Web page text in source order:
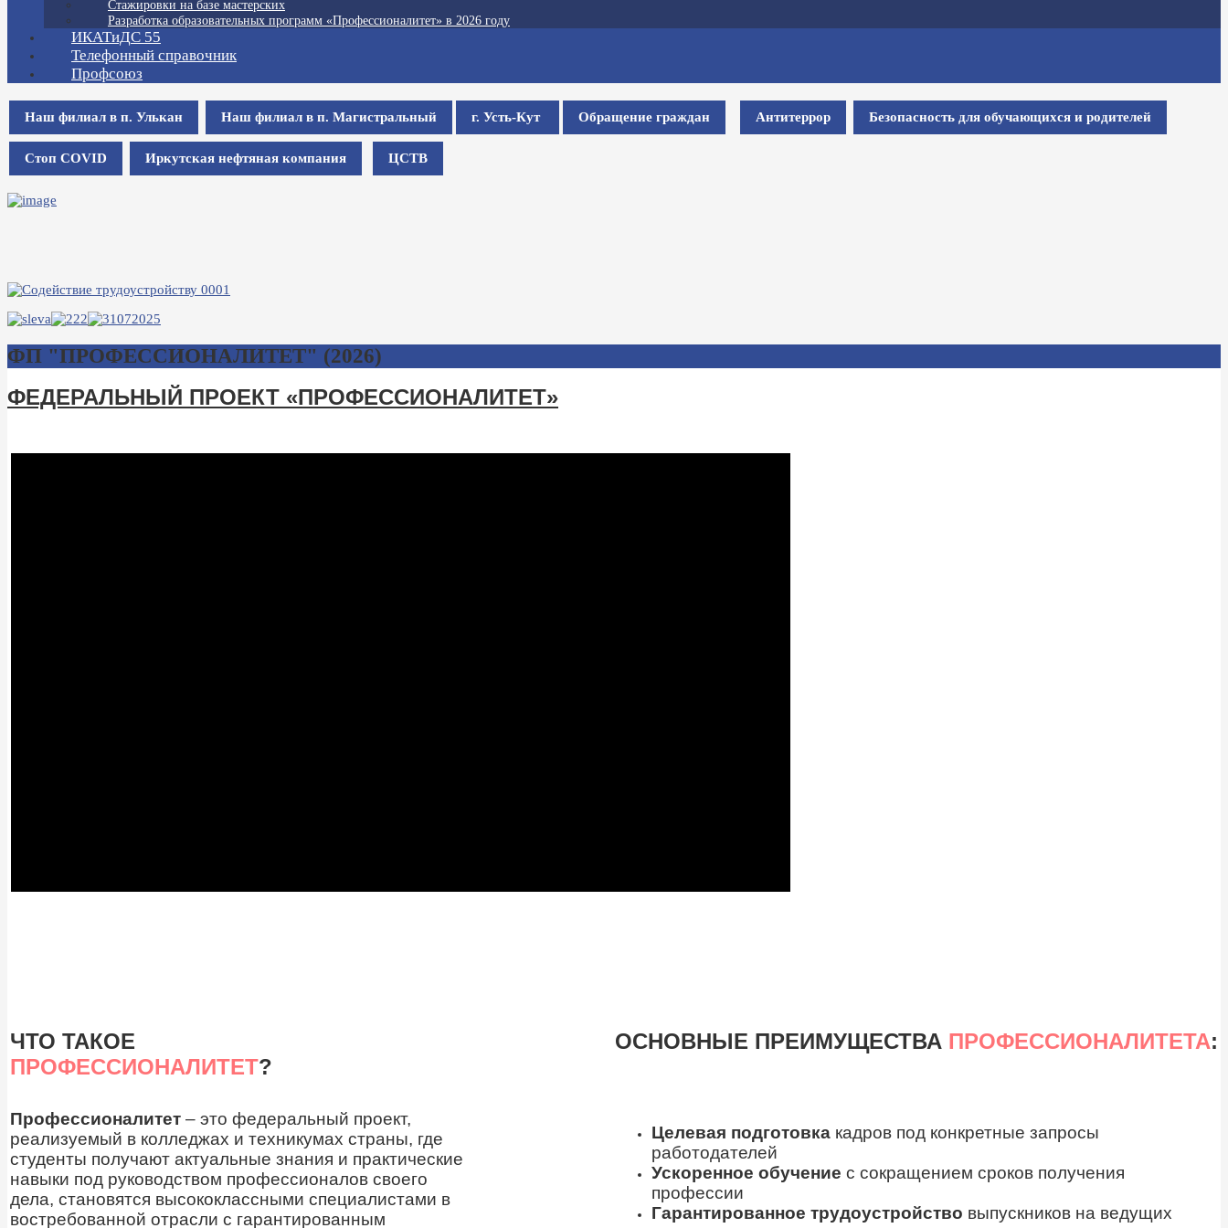
Стажировки на базе мастерских
Разработка образовательных программ «Профессионалитет» в 2026 году
ИКАТиДС 55
Телефонный справочник
Профсоюз
Наш филиал в п. Улькан Наш филиал в п. Магистральный г. Усть-Кут Обращение граждан Антитеррор Безопасность для обучающихся и родителей
Стоп COVID Иркутская нефтяная компания ЦСТВ
ФП "ПРОФЕССИОНАЛИТЕТ" (2026)
ФЕДЕРАЛЬНЫЙ ПРОЕКТ «ПРОФЕССИОНАЛИТЕТ»
ЧТО ТАКОЕ
ПРОФЕССИОНАЛИТЕТ?
ОСНОВНЫЕ ПРЕИМУЩЕСТВА ПРОФЕССИОНАЛИТЕТА:
Профессионалитет – это федеральный проект,
реализуемый в колледжах и техникумах страны, где
студенты получают актуальные знания и практические
навыки под руководством профессионалов своего
дела, становятся высококлассными специалистами в
востребованной отрасли с гарантированным
Целевая подготовка кадров под конкретные запросы
работодателей
Ускоренное обучение с сокращением сроков получения
профессии
Гарантированное трудоустройство выпускников на ведущих